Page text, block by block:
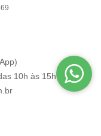
10h às 15h